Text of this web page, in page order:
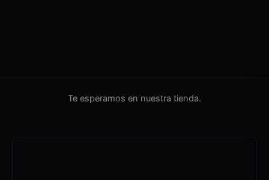
Te esperamos en nuestra tienda.